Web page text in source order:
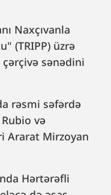
Naxçıvanla
(TRIPP) üzrə
sənədini
rəsmi səfərdə
və
Ararat Mirzoyan
Hərtərəfli